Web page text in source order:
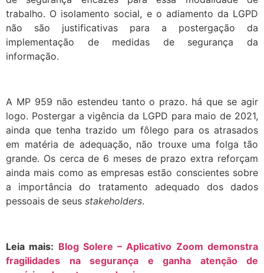
trabalho. O isolamento social, e o adiamento da LGPD
não são justificativas para a postergação da
implementação de medidas de segurança da
informação.
A MP 959 não estendeu tanto o prazo. há que se agir
logo. Postergar a vigência da LGPD para maio de 2021,
ainda que tenha trazido um fôlego para os atrasados
em matéria de adequação, não trouxe uma folga tão
grande. Os cerca de 6 meses de prazo extra reforçam
ainda mais como as empresas estão conscientes sobre
a importância do tratamento adequado dos dados
pessoais de seus stakeholders.
Leia mais: Blog Solere – Aplicativo Zoom demonstra
fragilidades na segurança e ganha atenção de